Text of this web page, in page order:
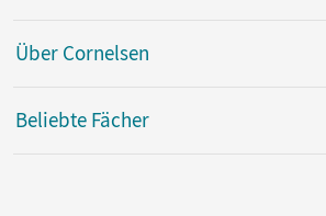
Über Cornelsen
Beliebte Fächer